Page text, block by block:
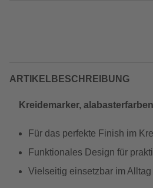
ARTIKELBESCHREIBUNG
Kreidemarker,
Für das perfekte Finish im
Funktionales Design für
Vielseitig einsetzbar im Alltag